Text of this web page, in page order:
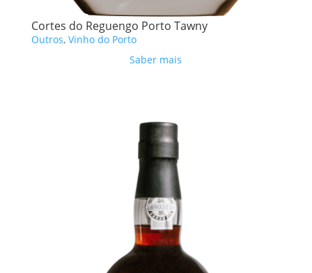
Cortes do Reguengo Porto Tawny
Outros, Vinho do Porto
Saber mais